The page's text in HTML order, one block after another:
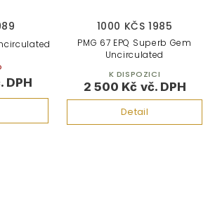
1000 KČS 1985
2 500 Kč
Detail
PMG 67 EPQ Superb Gem
Uncirculated
K DISPOZICI